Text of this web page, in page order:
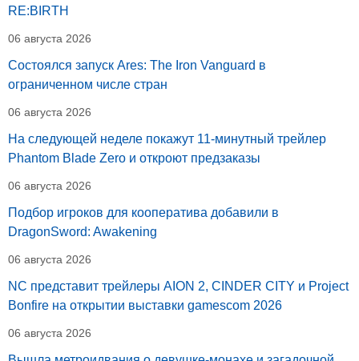
RE:BIRTH
06 августа 2026
Состоялся запуск Ares: The Iron Vanguard в
ограниченном числе стран
06 августа 2026
На следующей неделе покажут 11-минутный трейлер
Phantom Blade Zero и откроют предзаказы
06 августа 2026
Подбор игроков для кооператива добавили в
DragonSword: Awakening
06 августа 2026
NC представит трейлеры AION 2, CINDER CITY и Project
Bonfire на открытии выставки gamescom 2026
06 августа 2026